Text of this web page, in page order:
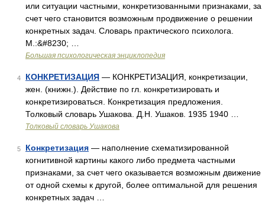
или ситуации частными, конкретизованными признаками, за
счет чего становится возможным продвижение о решении
конкретных задач. Словарь практического психолога.
М.:&#8230; …
Большая психологическая энциклопедия
4 КОНКРЕТИЗАЦИЯ — КОНКРЕТИЗАЦИЯ, конкретизации,
жен. (книжн.). Действие по гл. конкретизировать и
конкретизироваться. Конкретизация предложения.
Толковый словарь Ушакова. Д.Н. Ушаков. 1935 1940 …
Толковый словарь Ушакова
5 Конкретизация — наполнение схематизированной
когнитивной картины какого либо предмета частными
признаками, за счет чего оказывается возможным движение
от одной схемы к другой, более оптимальной для решения
конкретных задач …